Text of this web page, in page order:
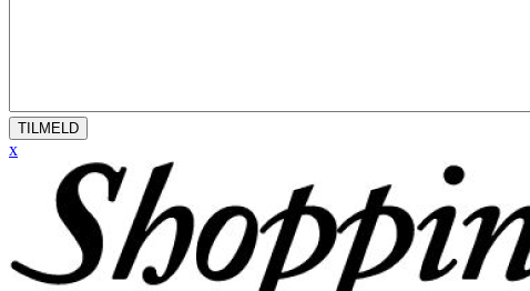
TILMELD
x